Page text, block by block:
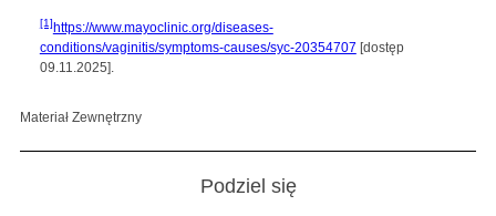
[1]https://www.mayoclinic.org/diseases-
conditions/vaginitis/symptoms-causes/syc-20354707 [dostęp
09.11.2025].
Materiał Zewnętrzny
Podziel się